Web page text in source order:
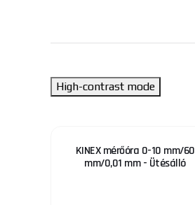
High-contrast mode
KINEX mérőóra 0-10 mm/60
mm/0,01 mm - Ütésálló